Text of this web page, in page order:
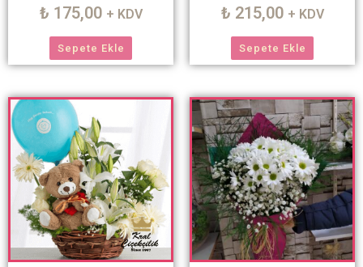
₺ 175,00 + KDV
Sepete Ekle
₺ 215,00 + KDV
Sepete Ekle